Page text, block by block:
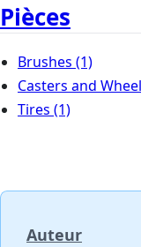
Pièces
Brushes (1)
Casters and
Tires (1)
Auteur